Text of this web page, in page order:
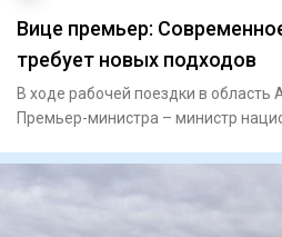
Вице премьер:
требует новых подходов
В ходе рабочей поездки в область
Премьер-министра – министр